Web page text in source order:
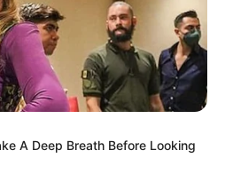
A Deep Breath Before Looking